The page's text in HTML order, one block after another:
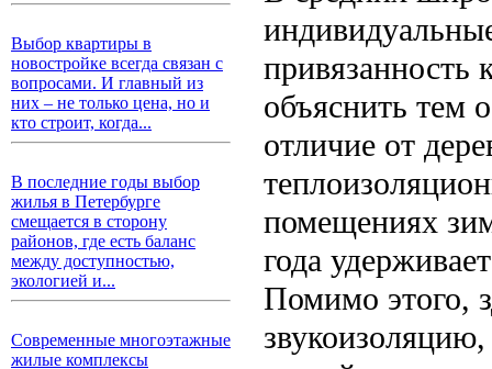
Выбор квартиры в
новостройке всегда связан с
вопросами. И главный из
них – не только цена, но и
кто строит, когда...
В последние годы выбор
жилья в Петербурге
смещается в сторону
районов, где есть баланс
между доступностью,
экологией и...
Современные многоэтажные
жилые комплексы
привязанность
объяснить тем
отличие от
помещениях
года
Помимо этого,
звукоизоляцию,